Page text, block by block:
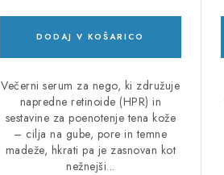
DODAJ V KOŠARICO
Večerni serum za nego, ki združuje
napredne retinoide (HPR) in
sestavine za poenotenje tena kože
– cilja na gube, pore in temne
madeže, hkrati pa je zasnovan kot
nežnejši...